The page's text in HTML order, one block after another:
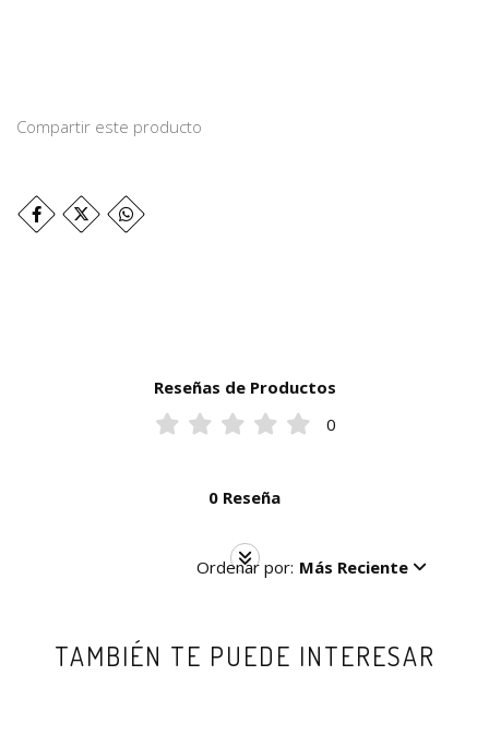
Compartir este producto
Reseñas de Productos
0
0 Reseña
Ordenar por: Más Reciente
TAMBIÉN TE PUEDE INTERESAR